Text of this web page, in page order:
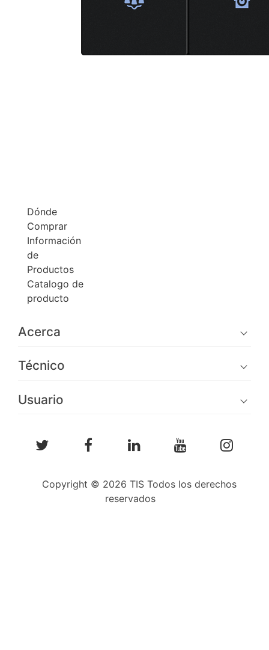
Dónde
Comprar
Información
de
Productos
Catalogo de
producto
Acerca
Técnico
Usuario
Copyright © 2026 TIS Todos los derechos
reservados